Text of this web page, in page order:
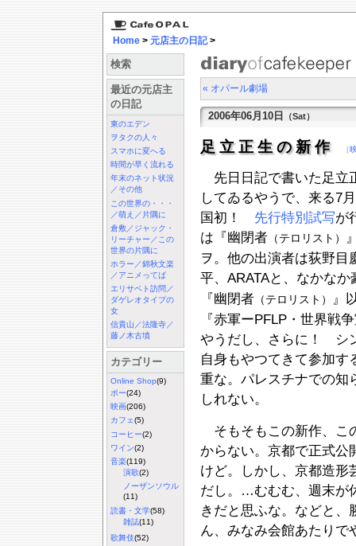
Home > 元店主の日記>
検索
最近の元店主
の日記
東のエデン
ヲタクの人々
スマホに変へる
時間が早く流れる
年末のネット状況
／その他
この世界の・・・
／萌え／片隅に
倉敷／ジャック・
リーチャー／この
世界の片隅に
ホラー／錦秋文楽
／アニメってば
エリサベト訪問／
ダゲレオタイプの
女
信貴山／法隆寺／
藤ノ木古墳
カテゴリー
Online Shop(9)
ポー(24)
映画(206)
カフェ(5)
コーヒー(2)
ワイン(2)
音楽(119)
演歌(2)
ノーザンソウル
(11)
読書・文学(58)
雑誌(11)
歌舞伎(52)
« オパール劇場
2006年06月10日 （Sat）
足立正生の新作 ［
先日日記で書いた足立
してゐるやうで、来る7
国初！ 先行特別試写が
は『幽閉者 （テロリスト）
ヲ。他の出演者は荻野目
平、ARATAと、なかなか
『幽閉者 （テロリスト）
』
『赤軍ーPFLP・世界戦
やうだし、さらに！ シ
自身もやつてきて参加す
重な。パレスチナでの知
しれない。
そもそもこの新作、こ
からない。京都で正式
けど。しかし、京都造形
だし。…むむむ、週末が
きだと思ふな。などと、
ん、みなみ会館あたりで